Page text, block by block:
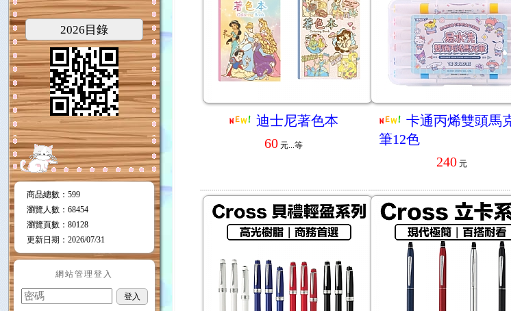
2026目錄
商品總數 ：599
瀏覽人數 ：68454
瀏覽頁數 ：80128
更新日期 ：2026/07/31
網站管理登入
迪士尼著色本
60 元...等
卡通丙烯雙頭馬
筆12色
240元